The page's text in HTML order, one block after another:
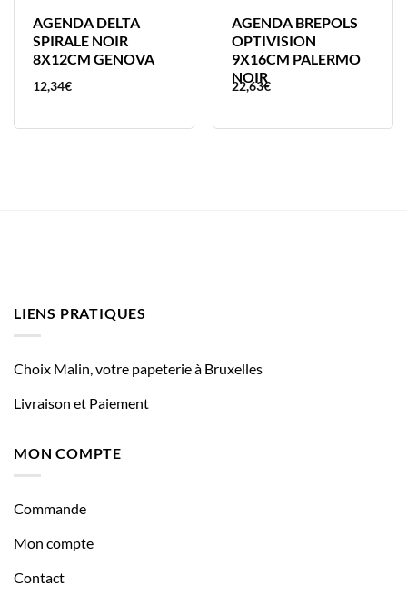
AGENDA DELTA
SPIRALE NOIR
8X12CM GENOVA
12,34€
AGENDA BREPOLS
OPTIVISION
9X16CM PALERMO
NOIR
22,63€
LIENS PRATIQUES
Choix Malin, votre papeterie à Bruxelles
Livraison et Paiement
MON COMPTE
Commande
Mon compte
Contact